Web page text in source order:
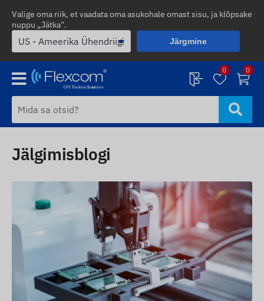
Valige oma riik, et vaadata oma asukohale omast sisu, ja klõpsake
nuppu „Jätka”.
Järgmine
0 0
Jälgimisblogi